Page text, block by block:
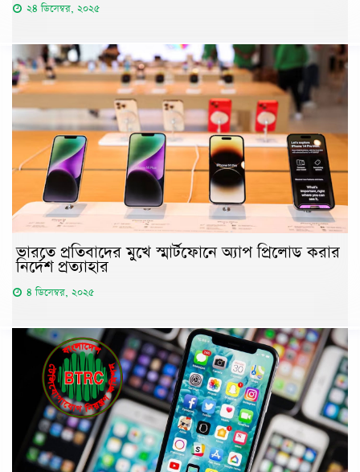
২৪ ডিসেম্বর, ২০২৫
ভারতে প্রতিবাদের মুখে স্মার্টফোনে অ্যাপ প্রিলোড করার
নির্দেশ প্রত্যাহার
৪ ডিসেম্বর, ২০২৫